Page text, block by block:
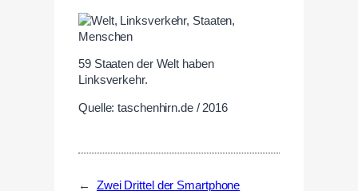
59 Staaten der Welt haben
Linksverkehr.
Quelle: taschenhirn.de / 2016
←
Zwei Drittel der Smartphone